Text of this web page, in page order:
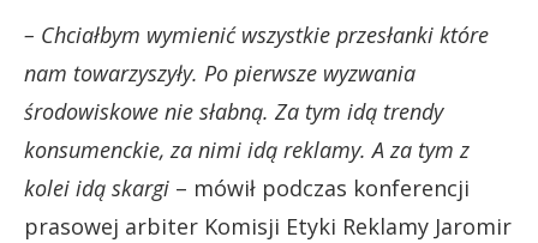
– Chciałbym wymienić wszystkie przesłanki które
nam towarzyszyły. Po pierwsze wyzwania
środowiskowe nie słabną. Za tym idą trendy
konsumenckie, za nimi idą reklamy. A za tym z
kolei idą skargi – mówił podczas konferencji
prasowej arbiter Komisji Etyki Reklamy Jaromir